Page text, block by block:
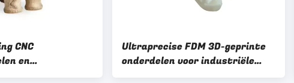
CNC
en
oplossingen
Ultraprecise FDM 3D-geprinte
onderdelen voor industriële
prototyping en productie